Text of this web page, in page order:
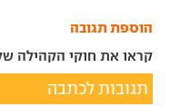
הוספת תגובה
קראו את חוקי הקהילה
תגובות לכתבה